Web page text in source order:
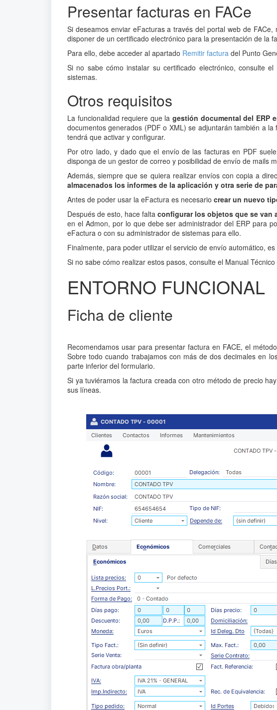
Presentar facturas en FACe
Si deseamos enviar eFacturas a través del portal web de
disponer de un certificado electrónico para la presentación de la
Para ello, debe acceder al apartado Remitir factura del Punto
Si no sabe cómo instalar su certificado electrónico, consulte
sistemas.
Otros requisitos
La funcionalidad requiere que lagestión documental del ERP
documentos generados (PDF o XML) se adjuntarán también a
tendrá que activar y configurar.
Por otro lado, y dado que el envío de las facturas en PDF
disponga de un gestor de correo y posibilidad de envío de mails
Además, siempre que se quiera realizar envíos con copia a
almacenados los informes de la aplicación y otra serie de
Antes de poder usar la eFactura es necesario crear un nuevo
Después de esto, hace faltaconfigurar los objetos que se van
en el Admon, por lo que debe ser administrador del ERP para
eFactura o con su administrador de sistemas para ello.
Finalmente, para poder utilizar el servicio de envío automático,
Si no sabe cómo realizar estos pasos, consulte el Manual
ENTORNO FUNCIONAL
Ficha de cliente
Recomendamos usar para presentar factura en FACE, el
Sobre todo cuando trabajamos con más de dos decimales en
parte inferior del formulario.
Si ya tuviéramos la factura creada con otro método de precio
sus líneas.